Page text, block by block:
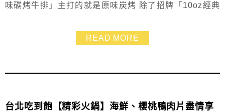
味碳烤牛排」主打的就是原味炭烤 除了招牌「10oz經典
桃鴨、雞排、豬排都讓人滿意~~ 好有口福的我最近接連
吃了幾家令人會豎起大拇指的餐廳.真怕還沒冬天就要囤
READ MORE
台北吃到飽【精彩火鍋】海鮮、櫻桃鴨肉片盡情享